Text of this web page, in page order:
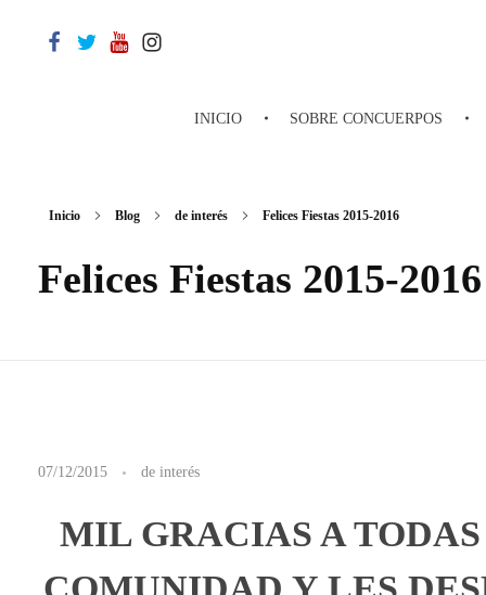
INICIO SOBRE CONCUERPOS
Inicio Blog de interés Felices Fiestas 2015-2016
Felices Fiestas 2015-2016
F
l
07/12/2015 de interés
MIL GRACIAS A